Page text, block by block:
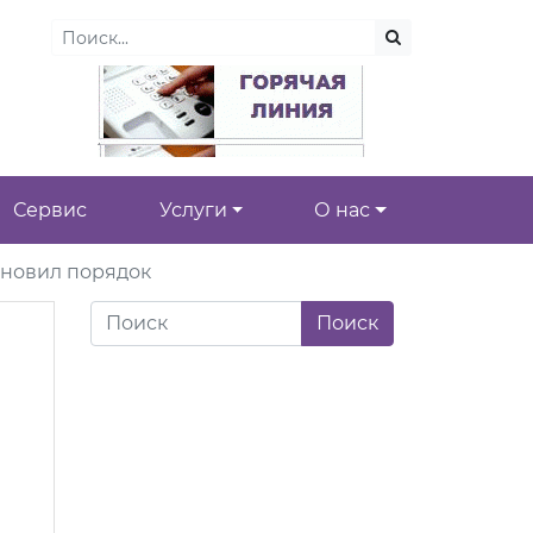
Сервис Услуги О нас
порядок